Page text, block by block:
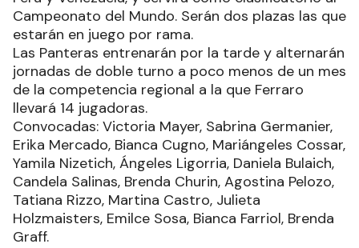
Campeonato del Mundo. Serán dos plazas las que
estarán en juego por rama.
Las Panteras entrenarán por la tarde y alternarán
jornadas de doble turno a poco menos de un mes
de la competencia regional a la que Ferraro
llevará 14 jugadoras.
Convocadas: Victoria Mayer, Sabrina Germanier,
Erika Mercado, Bianca Cugno, Mariángeles Cossar,
Yamila Nizetich, Ángeles Ligorria, Daniela Bulaich,
Candela Salinas, Brenda Churin, Agostina Pelozo,
Tatiana Rizzo, Martina Castro, Julieta
Holzmaisters, Emilce Sosa, Bianca Farriol, Brenda
Graff.